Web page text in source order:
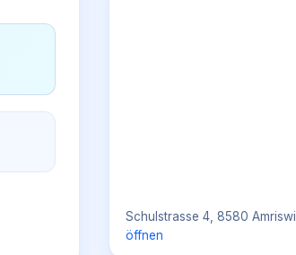
Schulstrasse 4, 8580 Amriswil
öffnen